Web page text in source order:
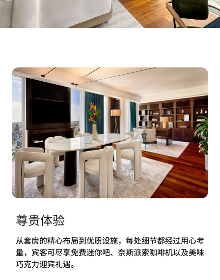
尊贵体验
从套房的精心布局到优质设施，每处细节都经过用心考
量，宾客可尽享免费迷你吧、奈斯派索咖啡机以及美味
巧克力迎宾礼遇。